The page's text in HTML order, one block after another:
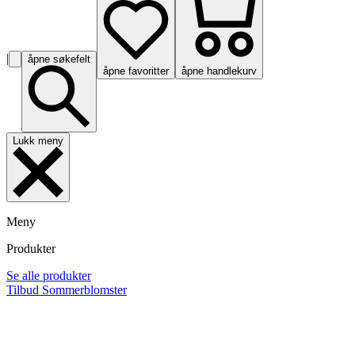
|
åpne søkefelt
åpne favoritter
åpne handlekurv
Lukk meny
Meny
Produkter
Se alle produkter
Tilbud Sommerblomster